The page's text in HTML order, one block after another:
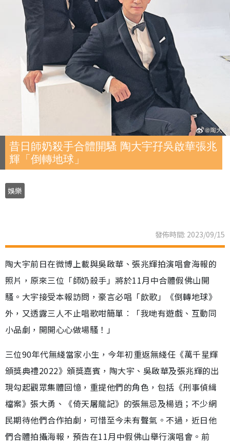
昔日師奶殺手合體開騷 陶大宇孖吳啟華張兆
輝「倒轉地球」
娛樂
發佈時間: 2023/09/15
陶大宇前日在微博上載與吳啟華、張兆輝拍演唱會海報的
照片，原來三位「師奶殺手」將於11月中合體假佛山開
騷。大宇接受本報訪問，豪言必唱「飲歌」《倒轉地球》
外，又透露三人不止唱歌咁簡單︰「我哋有遊戲、互動同
小品劇，開開心心做場騷！」
三位90年代無綫當家小生，今年初重返無綫任《萬千星輝
頒獎典禮2022》頒獎嘉賓，陶大宇、吳啟華及張兆輝的出
現勾起觀眾集體回憶，重提他們的角色，包括《刑事偵緝
檔案》張大勇、《倚天屠龍記》的張無忌及楊逍；不少網
民期待他們合作拍劇，可惜至今未有聲氣。不過，近日他
們合體拍攝海報，預告在11月中假佛山舉行演唱會。前